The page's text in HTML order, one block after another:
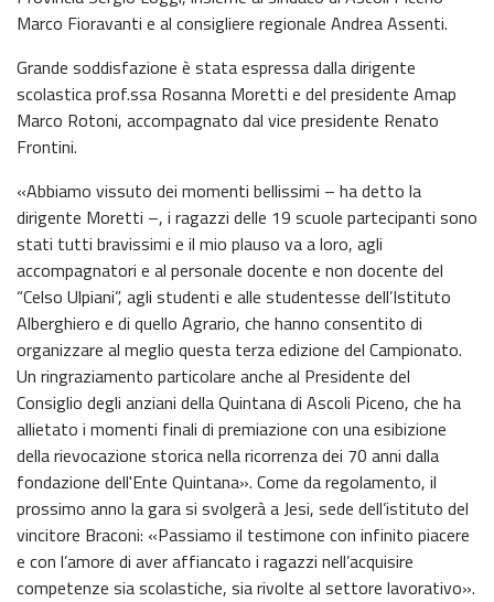
Marco Fioravanti e al consigliere regionale Andrea Assenti.
Grande soddisfazione è stata espressa dalla dirigente
scolastica prof.ssa Rosanna Moretti e del presidente Amap
Marco Rotoni, accompagnato dal vice presidente Renato
Frontini.
«Abbiamo vissuto dei momenti bellissimi – ha detto la
dirigente Moretti –, i ragazzi delle 19 scuole partecipanti sono
stati tutti bravissimi e il mio plauso va a loro, agli
accompagnatori e al personale docente e non docente del
“Celso Ulpiani”, agli studenti e alle studentesse dell’Istituto
Alberghiero e di quello Agrario, che hanno consentito di
organizzare al meglio questa terza edizione del Campionato.
Un ringraziamento particolare anche al Presidente del
Consiglio degli anziani della Quintana di Ascoli Piceno, che ha
allietato i momenti finali di premiazione con una esibizione
della rievocazione storica nella ricorrenza dei 70 anni dalla
fondazione dell'Ente Quintana». Come da regolamento, il
prossimo anno la gara si svolgerà a Jesi, sede dell’istituto del
vincitore Braconi: «Passiamo il testimone con infinito piacere
e con l’amore di aver affiancato i ragazzi nell’acquisire
competenze sia scolastiche, sia rivolte al settore lavorativo».